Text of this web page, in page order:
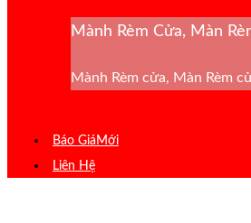
Mành Rèm Cửa, Màn
Mành Rèm cửa, Màn Rèm
Báo Giá
Liên Hệ